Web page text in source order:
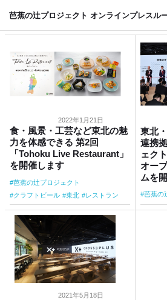
芭蕉の辻プロジェクト オンラインプレスル
#東北
2022年1月21日
食・風景・工芸など東北の魅
力を体感できる 第2回
「Tohoku Live Restaurant」
を開催します
芭蕉の辻プロジェクト
クラフトビール
東北 レストラン
東北
連携
ェク
オー
ムを
芭蕉の
2021年5月18日